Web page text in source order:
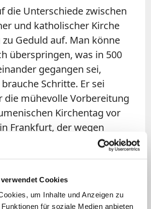
Cookies
um Inhalte und Anzeigen zu
für soziale Medien anbieten
die Unterschiede zwischen
und katholischer Kirche
Geduld auf. Man könne
überspringen, was in 500
gegangen sei,
Schritte. Er sei
die mühevolle Vorbereitung
Kirchentag vor
Frankfurt, der wegen
digital habe stattfinden
dafür erarbeitet worden sei,
nicht "eine gemeinsame